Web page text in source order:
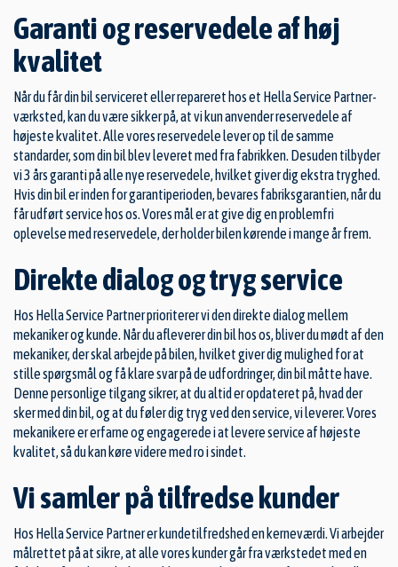
Garanti og reservedele af høj
kvalitet
Når du får din bil serviceret eller repareret hos et Hella Service Partner-
værksted, kan du være sikker på, at vi kun anvender reservedele af
højeste kvalitet. Alle vores reservedele lever op til de samme
standarder, som din bil blev leveret med fra fabrikken. Desuden tilbyder
vi 3 års garanti på alle nye reservedele, hvilket giver dig ekstra tryghed.
Hvis din bil er inden for garantiperioden, bevares fabriksgarantien, når du
får udført service hos os. Vores mål er at give dig en problemfri
oplevelse med reservedele, der holder bilen kørende i mange år frem.
Direkte dialog og tryg service
Hos Hella Service Partner prioriterer vi den direkte dialog mellem
mekaniker og kunde. Når du afleverer din bil hos os, bliver du mødt af den
mekaniker, der skal arbejde på bilen, hvilket giver dig mulighed for at
stille spørgsmål og få klare svar på de udfordringer, din bil måtte have.
Denne personlige tilgang sikrer, at du altid er opdateret på, hvad der
sker med din bil, og at du føler dig tryg ved den service, vi leverer. Vores
mekanikere er erfarne og engagerede i at levere service af højeste
kvalitet, så du kan køre videre med ro i sindet.
Vi samler på tilfredse kunder
Hos Hella Service Partner er kundetilfredshed en kerneværdi. Vi arbejder
målrettet på at sikre, at alle vores kunder går fra værkstedet med en